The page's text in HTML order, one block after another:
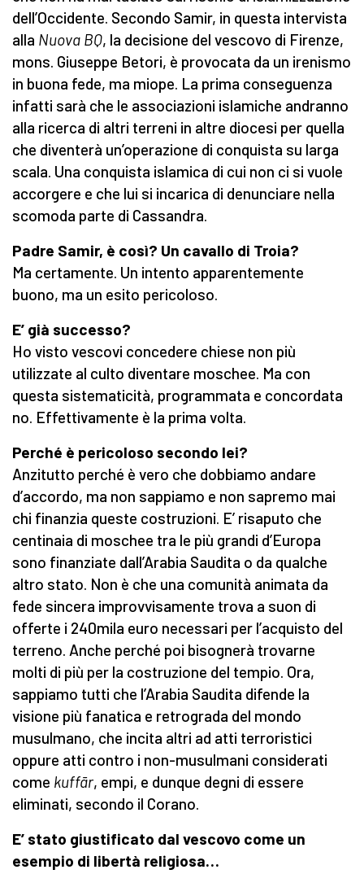
dell’Occidente. Secondo Samir, in questa intervista
alla Nuova BQ, la decisione del vescovo di Firenze,
mons. Giuseppe Betori, è provocata da un irenismo
in buona fede, ma miope. La prima conseguenza
infatti sarà che le associazioni islamiche andranno
alla ricerca di altri terreni in altre diocesi per quella
che diventerà un’operazione di conquista su larga
scala. Una conquista islamica di cui non ci si vuole
accorgere e che lui si incarica di denunciare nella
scomoda parte di Cassandra.
Padre Samir, è così? Un cavallo di Troia?
Ma certamente. Un intento apparentemente
buono, ma un esito pericoloso.
E’ già successo?
Ho visto vescovi concedere chiese non più
utilizzate al culto diventare moschee. Ma con
questa sistematicità, programmata e concordata
no. Effettivamente è la prima volta.
Perché è pericoloso secondo lei?
Anzitutto perché è vero che dobbiamo andare
d’accordo, ma non sappiamo e non sapremo mai
chi finanzia queste costruzioni. E’ risaputo che
centinaia di moschee tra le più grandi d’Europa
sono finanziate dall’Arabia Saudita o da qualche
altro stato. Non è che una comunità animata da
fede sincera improvvisamente trova a suon di
offerte i 240mila euro necessari per l’acquisto del
terreno. Anche perché poi bisognerà trovarne
molti di più per la costruzione del tempio. Ora,
sappiamo tutti che l’Arabia Saudita difende la
visione più fanatica e retrograda del mondo
musulmano, che incita altri ad atti terroristici
oppure atti contro i non-musulmani considerati
come kuffār, empi, e dunque degni di essere
eliminati, secondo il Corano.
E’ stato giustificato dal vescovo come un
esempio di libertà religiosa…